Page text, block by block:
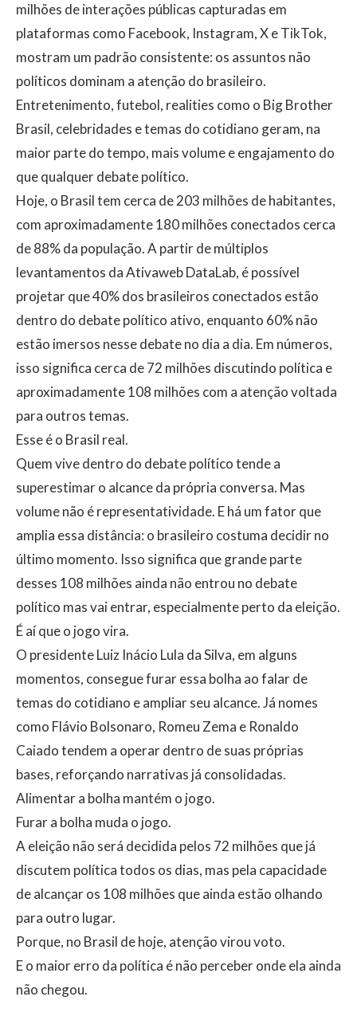
milhões de interações públicas capturadas em
plataformas como Facebook, Instagram, X e TikTok,
mostram um padrão consistente: os assuntos não
políticos dominam a atenção do brasileiro.
Entretenimento, futebol, realities como o Big Brother
Brasil, celebridades e temas do cotidiano geram, na
maior parte do tempo, mais volume e engajamento do
que qualquer debate político.
Hoje, o Brasil tem cerca de 203 milhões de habitantes,
com aproximadamente 180 milhões conectados cerca
de 88% da população. A partir de múltiplos
levantamentos da Ativaweb DataLab, é possível
projetar que 40% dos brasileiros conectados estão
dentro do debate político ativo, enquanto 60% não
estão imersos nesse debate no dia a dia. Em números,
isso significa cerca de 72 milhões discutindo política e
aproximadamente 108 milhões com a atenção voltada
para outros temas.
Esse é o Brasil real.
Quem vive dentro do debate político tende a
superestimar o alcance da própria conversa. Mas
volume não é representatividade. E há um fator que
amplia essa distância: o brasileiro costuma decidir no
último momento. Isso significa que grande parte
desses 108 milhões ainda não entrou no debate
político mas vai entrar, especialmente perto da eleição.
É aí que o jogo vira.
O presidente Luiz Inácio Lula da Silva, em alguns
momentos, consegue furar essa bolha ao falar de
temas do cotidiano e ampliar seu alcance. Já nomes
como Flávio Bolsonaro, Romeu Zema e Ronaldo
Caiado tendem a operar dentro de suas próprias
bases, reforçando narrativas já consolidadas.
Alimentar a bolha mantém o jogo.
Furar a bolha muda o jogo.
A eleição não será decidida pelos 72 milhões que já
discutem política todos os dias, mas pela capacidade
de alcançar os 108 milhões que ainda estão olhando
para outro lugar.
Porque, no Brasil de hoje, atenção virou voto.
E o maior erro da política é não perceber onde ela ainda
não chegou.